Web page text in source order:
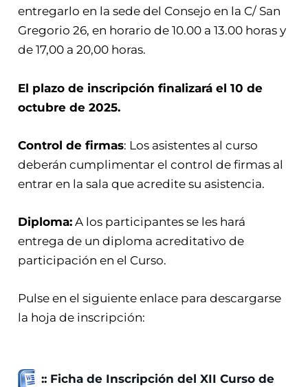
entregarlo en la sede del Consejo en la C/ San
Gregorio 26, en horario de 10.00 a 13.00 horas y
de 17,00 a 20,00 horas.
El plazo de inscripción finalizará el 10 de
octubre de 2025.
Control de firmas: Los asistentes al curso
deberán cumplimentar el control de firmas al
entrar en la sala que acredite su asistencia.
Diploma: A los participantes se les hará
entrega de un diploma acreditativo de
participación en el Curso.
Pulse en el siguiente enlace para descargarse
la hoja de inscripción:
:: Ficha de Inscripción del XII Curso de